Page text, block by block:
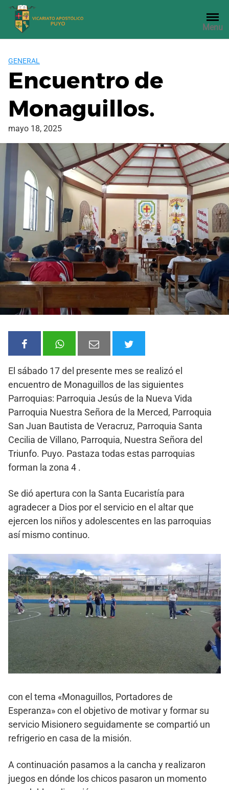
Saltar
contenido
Menu
GENERAL
Encuentro de
Monaguillos.
mayo 18, 2025
El sábado 17 del presente mes se realizó el
encuentro de Monaguillos de las siguientes
Parroquias: Parroquia Jesús de la Nueva Vida
Parroquia Nuestra Señora de la Merced, Parroquia
San Juan Bautista de Veracruz, Parroquia Santa
Cecilia de Villano, Parroquia, Nuestra Señora del
Triunfo. Puyo. Pastaza todas estas parroquias
forman la zona 4 .
Se dió apertura con la Santa Eucaristía para
agradecer a Dios por el servicio en el altar que
ejercen los niños y adolescentes en las parroquias
así mismo continuo.
con el tema «Monaguillos, Portadores de
Esperanza» con el objetivo de motivar y formar su
servicio Misionero seguidamente se compartió un
refrigerio en casa de la misión.
A continuación pasamos a la cancha y realizaron
juegos en dónde los chicos pasaron un momento